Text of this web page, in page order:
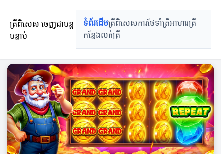
ត្រីពិសេស ចេញជាបន្ត
បន្ទាប់
ទំព័រដើមត្រីពិសេសការថែទាំត្រីអាហារត្រី
កន្លែងលក់ត្រី